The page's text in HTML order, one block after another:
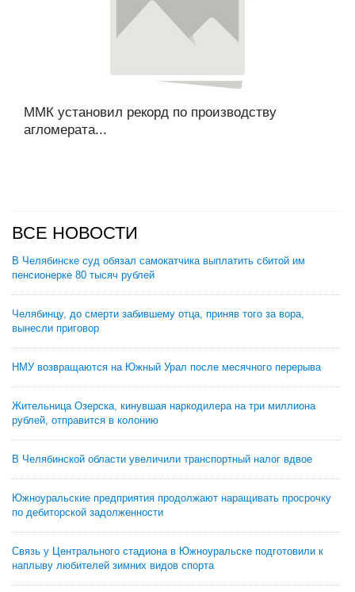
ММК установил рекорд по производству
агломерата...
ВСЕ НОВОСТИ
В Челябинске суд обязал самокатчика выплатить сбитой им
пенсионерке 80 тысяч рублей
Челябинцу, до смерти забившему отца, приняв того за вора,
вынесли приговор
НМУ возвращаются на Южный Урал после месячного перерыва
Жительница Озерска, кинувшая наркодилера на три миллиона
рублей, отправится в колонию
В Челябинской области увеличили транспортный налог вдвое
Южноуральские предприятия продолжают наращивать просрочку
по дебиторской задолженности
Связь у Центрального стадиона в Южноуральске подготовили к
наплыву любителей зимних видов спорта